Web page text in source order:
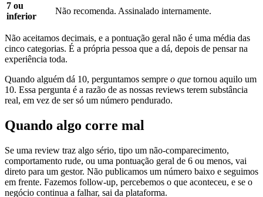
7 ou
inferior
Não recomenda. Assinalado internamente.
Não aceitamos decimais, e a pontuação geral não é uma média das
cinco categorias. É a própria pessoa que a dá, depois de pensar na
experiência toda.
Quando alguém dá 10, perguntamos sempre o que tornou aquilo um
10. Essa pergunta é a razão de as nossas reviews terem substância
real, em vez de ser só um número pendurado.
Quando algo corre mal
Se uma review traz algo sério, tipo um não-comparecimento,
comportamento rude, ou uma pontuação geral de 6 ou menos, vai
direto para um gestor. Não publicamos um número baixo e seguimos
em frente. Fazemos follow-up, percebemos o que aconteceu, e se o
negócio continua a falhar, sai da plataforma.